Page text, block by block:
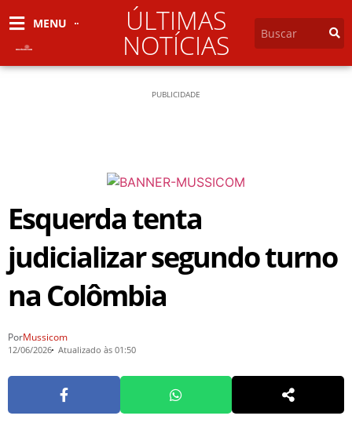
MENU ÚLTIMAS
NOTÍCIAS
PUBLICIDADE
Esquerda tenta
judicializar segundo turno
na Colômbia
PorMussicom
12/06/2026 Atualizado às 01:50